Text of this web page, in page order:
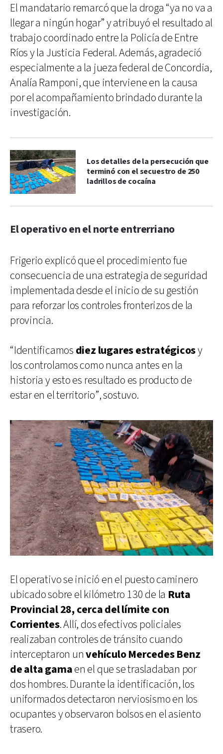
El mandatario remarcó que la droga “ya no va a
llegar a ningún hogar” y atribuyó el resultado al
trabajo coordinado entre la Policía de Entre
Ríos y la Justicia Federal. Además, agradeció
especialmente a la jueza federal de Concordia,
Analía Ramponi, que interviene en la causa
por el acompañamiento brindado durante la
investigación.
Los detalles de la persecución que
terminó con el secuestro de 250
ladrillos de cocaína
El operativo en el norte entrerriano
Frigerio explicó que el procedimiento fue
consecuencia de una estrategia de seguridad
implementada desde el inicio de su gestión
para reforzar los controles fronterizos de la
provincia.
“Identificamos diez lugares estratégicosy
los controlamos como nunca antes en la
historia y esto es resultado es producto de
estar en el territorio”, sostuvo.
El operativo se inició en el puesto caminero
ubicado sobre el kilómetro 130 de la Ruta
Provincial 28, cerca del límite con
Corrientes. Allí, dos efectivos policiales
realizaban controles de tránsito cuando
interceptaron unvehículo Mercedes Benz
de alta gamaen el que se trasladaban por
dos hombres. Durante la identificación, los
uniformados detectaron nerviosismo en los
ocupantes y observaron bolsos en el asiento
trasero.